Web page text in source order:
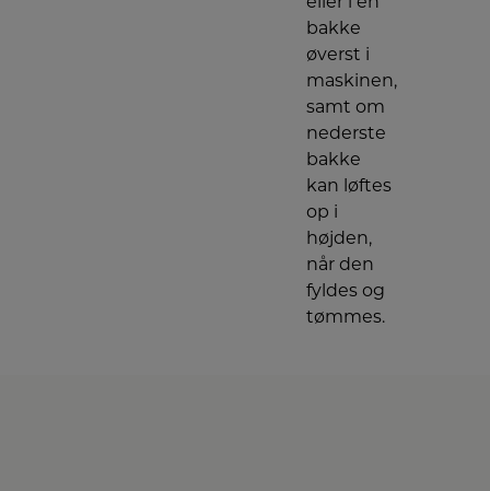
bakke
øverst i
maskinen,
samt om
nederste
bakke
kan løftes
op i
højden,
når den
fyldes og
tømmes.